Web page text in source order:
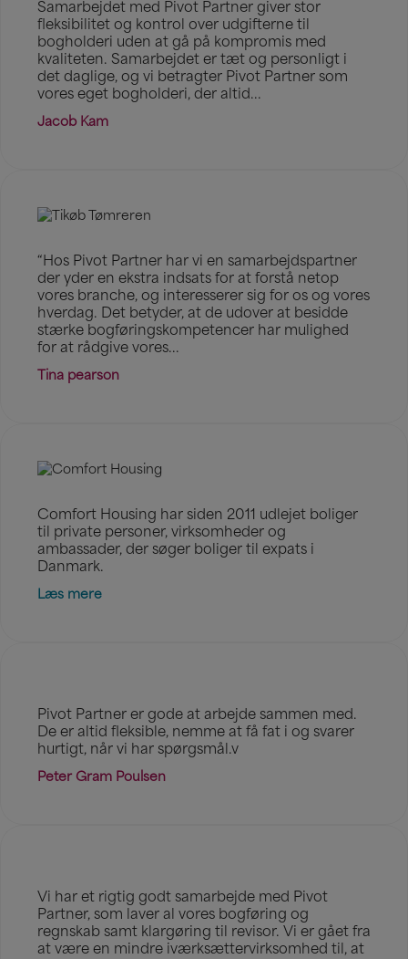
Samarbejdet med Pivot Partner giver stor
fleksibilitet og kontrol over udgifterne til
bogholderi uden at gå på kompromis med
kvaliteten. Samarbejdet er tæt og personligt i
det daglige, og vi betragter Pivot Partner som
vores eget bogholderi, der altid...
Jacob Kam
“Hos Pivot Partner har vi en samarbejdspartner
der yder en ekstra indsats for at forstå netop
vores branche, og interesserer sig for os og vores
hverdag. Det betyder, at de udover at besidde
stærke bogføringskompetencer har mulighed
for at rådgive vores...
Tina pearson
Comfort Housing har siden 2011 udlejet boliger
til private personer, virksomheder og
ambassader, der søger boliger til expats i
Danmark.
Læs mere
Pivot Partner er gode at arbejde sammen med.
De er altid fleksible, nemme at få fat i og svarer
hurtigt, når vi har spørgsmål.v
Peter Gram Poulsen
Vi har et rigtig godt samarbejde med Pivot
Partner, som laver al vores bogføring og
regnskab samt klargøring til revisor. Vi er gået fra
at være en mindre iværksættervirksomhed til, at